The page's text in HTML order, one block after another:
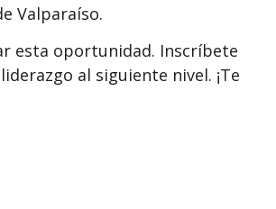
Valparaíso.
esta oportunidad. Inscríbete
al siguiente nivel. ¡Te